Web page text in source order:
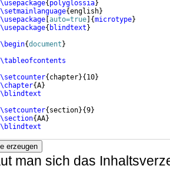
\usepackage{polyglossia}
\setmainlanguage{english}
\usepackage [auto=true] {microtype}
\usepackage{ blindtext}
\begin{document}
\tableofcontents
\setcounter{chapter}{10}
\chapter{A}
\blindtext
\setcounter{section}{9}
\section{AA}
\blindtext
\setcounter
erzeugen
man sich das